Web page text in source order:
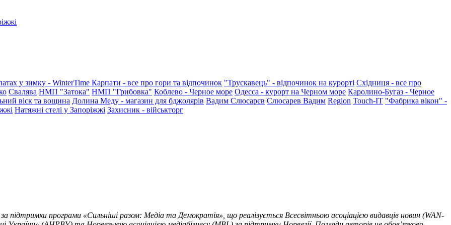
у зимку - WinterTime Карпати - все про гори та відпочинок "Трускавець" - відпочинок на курорті Східниця - все про
Свалява НМП "Затока" НМП "Грибовка" Коблево - Черное море Одесса - курорт на Черном море Каролино-Бугаз - Черное
віск та вощина Долина Меду - магазин для бджолярів Вадим Слюсарєв Слюсарев Вадим Region Touch-IT "Фабрика вікон" -
Натяжні стелі у Запоріжжі Захисник - військторг
підтримки програми «Сильніші разом: Медіа та Демократія», що реалізується Всесвітньою асоціацією видавців новин (WAN-